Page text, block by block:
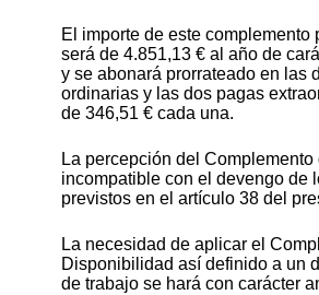
El importe de este complemento
será de 4.851,13 € al año de
y se abonará prorrateado en las
ordinarias y las dos pagas
de 346,51 € cada una.
La percepción del
incompatible con el devengo de
previstos en el artículo 38 del
La necesidad de aplicar el
Disponibilidad así definido a un
de trabajo se hará con carácter